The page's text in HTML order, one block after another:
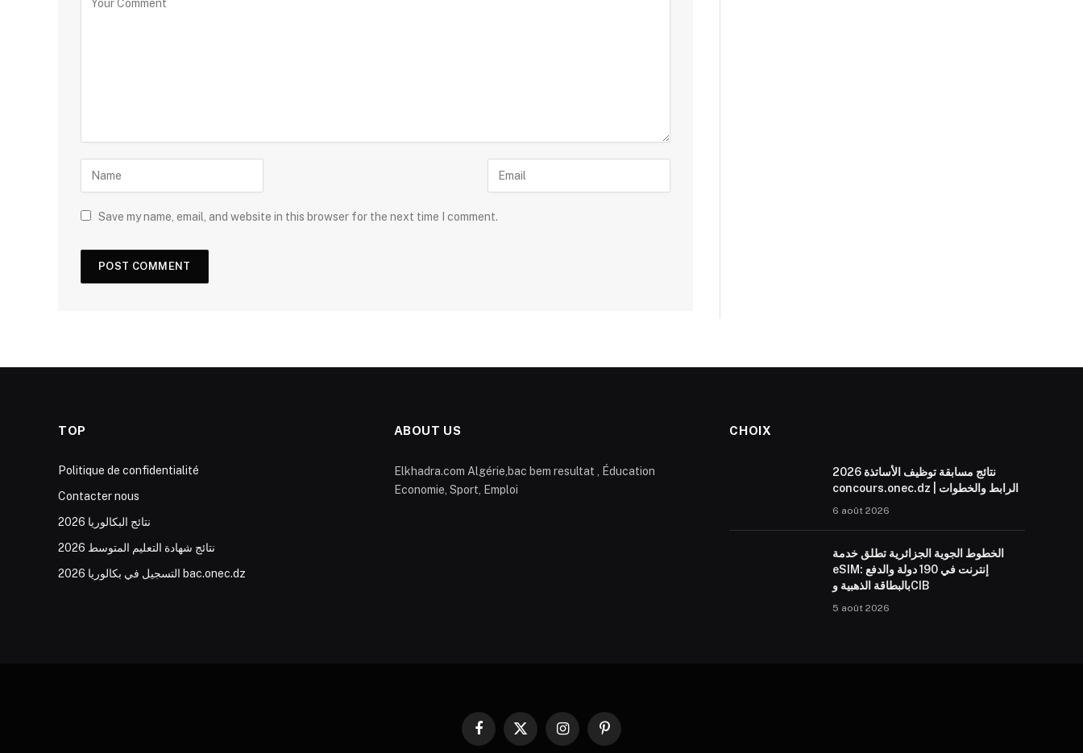
Save my name, email, and website in this browser for the next time I comment.
TOP
Politique de confidentialité
Contacter nous
نتائج البكالوريا 2026
نتائج شهادة التعليم المتوسط 2026
التسجيل في بكالوريا 2026 bac.onec.dz
ABOUT US
Elkhadra.com Algérie,bac bem resultat , Éducation
Economie, Sport, Emploi
CHOIX
نتائج مسابقة توظيف الأساتذة 2026
concours.onec.dz | الرابط والخطوات
6 août 2026
الخطوط الجوية الجزائرية تطلق خدمة
eSIM: إنترنت في 190 دولة والدفع
بالبطاقة الذهبية وCIB
5 août 2026
Facebook
X
InstagramPinterest